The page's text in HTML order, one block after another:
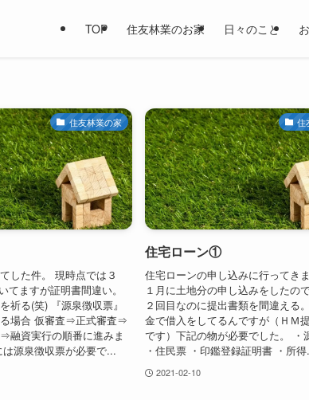
TOP 住友林業のお家 日々のこと
住友林業の家
した件。 現時点では３
ますが証明書間違い。
祈る(笑) 『源泉徴収票』
場合 仮審査⇒正式審査⇒
融資実行の順番に進みま
源泉徴収票が必要で...
住
住宅ローン①
住宅ローンの申し込みに行ってき
１月に土地分の申し込みをしたので
２回目なのに提出書類を間違える
金で借入をしてるんですが（ＨＭ
です）下記の物が必要でした。 ・
・住民票 ・印鑑登録証明書 ・所
2021-02-10